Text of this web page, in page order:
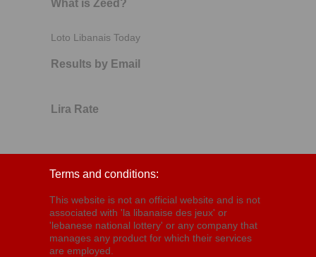
What is Zeed?
Loto Libanais Today
Results by Email
Lira Rate
Terms and conditions:
This website is not an official website and is not
associated with 'la libanaise des jeux' or
'lebanese national lottery' or any company that
manages any product for which their services
are employed.